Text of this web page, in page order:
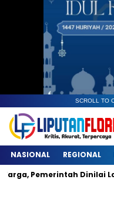
SCROLL TO
NASIONAL REGIONAL
Pemerintah Dinilai Lalai
Dipercayakan
Koordinator